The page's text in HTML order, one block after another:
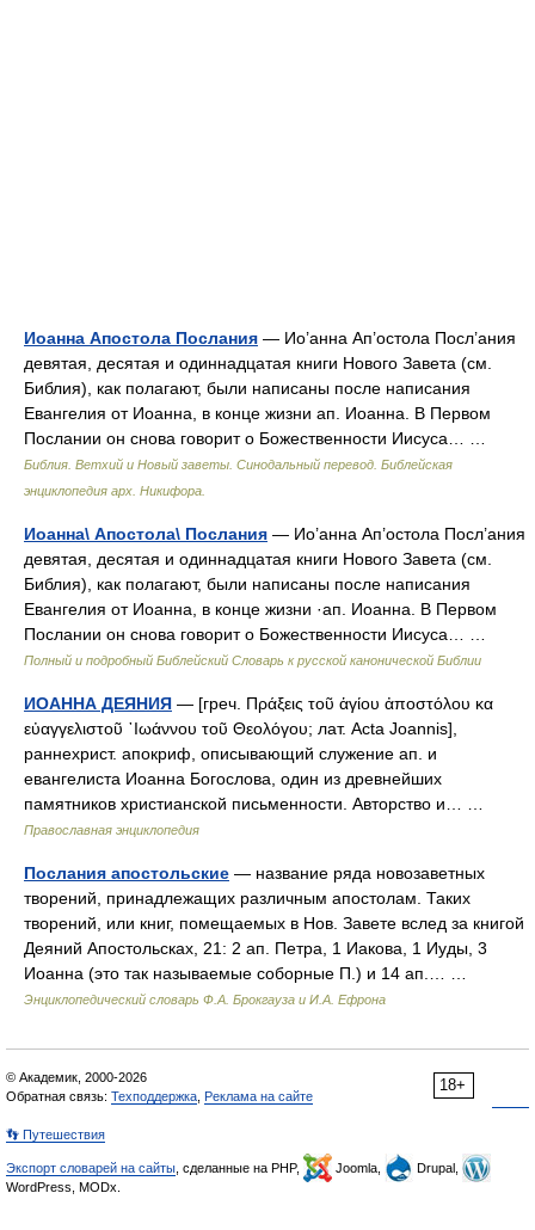
Иоанна Апостола Послания — Ио’анна Ап’остола Посл’ания
девятая, десятая и одиннадцатая книги Нового Завета (см.
Библия), как полагают, были написаны после написания
Евангелия от Иоанна, в конце жизни ап. Иоанна. В Первом
Послании он снова говорит о Божественности Иисуса… …
Библия. Ветхий и Новый заветы. Синодальный перевод. Библейская
энциклопедия арх. Никифора.
Иоанна\ Апостола\ Послания — Ио’анна Ап’остола Посл’ания
девятая, десятая и одиннадцатая книги Нового Завета (см.
Библия), как полагают, были написаны после написания
Евангелия от Иоанна, в конце жизни ·ап. Иоанна. В Первом
Послании он снова говорит о Божественности Иисуса… …
Полный и подробный Библейский Словарь к русской канонической Библии
ИОАННА ДЕЯНИЯ — [греч. Πράξεις τοῦ ἁγίου ἀποστόλου κα
εὐαγγελιστοῦ ᾿Ιωάννου τοῦ Θεολόγου; лат. Acta Joannis],
раннехрист. апокриф, описывающий служение ап. и
евангелиста Иоанна Богослова, один из древнейших
памятников христианской письменности. Авторство и… …
Православная энциклопедия
Послания апостольские — название ряда новозаветных
творений, принадлежащих различным апостолам. Таких
творений, или книг, помещаемых в Нов. Завете вслед за книгой
Деяний Апостольсках, 21: 2 ап. Петра, 1 Иакова, 1 Иуды, 3
Иоанна (это так называемые соборные П.) и 14 ап.… …
Энциклопедический словарь Ф.А. Брокгауза и И.А. Ефрона
18+
© Академик, 2000-2026
Обратная связь: Техподдержка Реклама на сайте
👣 Путешествия
Экспорт словарей на сайты , сделанные на PHP, Joomla,
Drupal,
WordPress, MODx.